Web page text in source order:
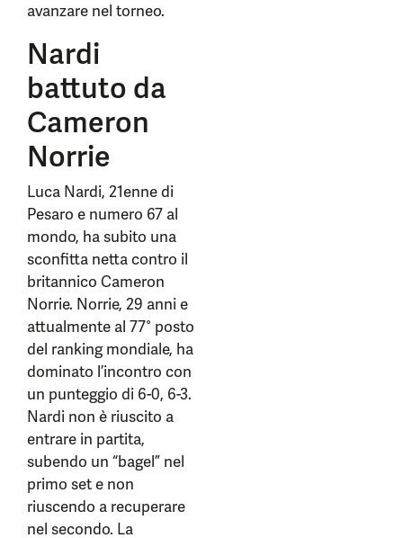
avanzare nel torneo.
Nardi
battuto da
Cameron
Norrie
Luca Nardi, 21enne di
Pesaro e numero 67 al
mondo, ha subito una
sconfitta netta contro il
britannico Cameron
Norrie. Norrie, 29 anni e
attualmente al 77° posto
del ranking mondiale, ha
dominato l’incontro con
un punteggio di 6-0, 6-3.
Nardi non è riuscito a
entrare in partita,
subendo un “bagel” nel
primo set e non
riuscendo a recuperare
nel secondo. La